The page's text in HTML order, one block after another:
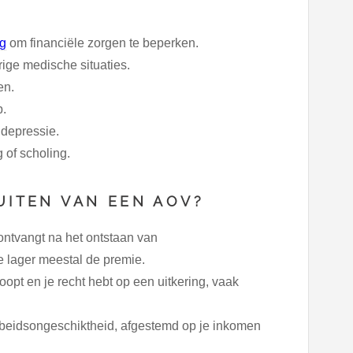
om financiële zorgen te beperken.
medische situaties.
of scholing.
VAN EEN AOV?
na het ontstaan van
lager meestal de premie.
en je recht hebt op een uitkering, vaak
afgestemd op je inkomen